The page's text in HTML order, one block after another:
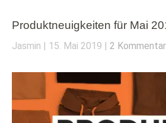
Produktneuigkeiten für Mai
Jasmin 15. Mai 2019 2